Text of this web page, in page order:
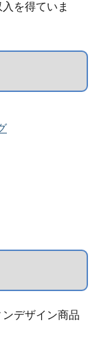
を得ていま
ンデザイン商品